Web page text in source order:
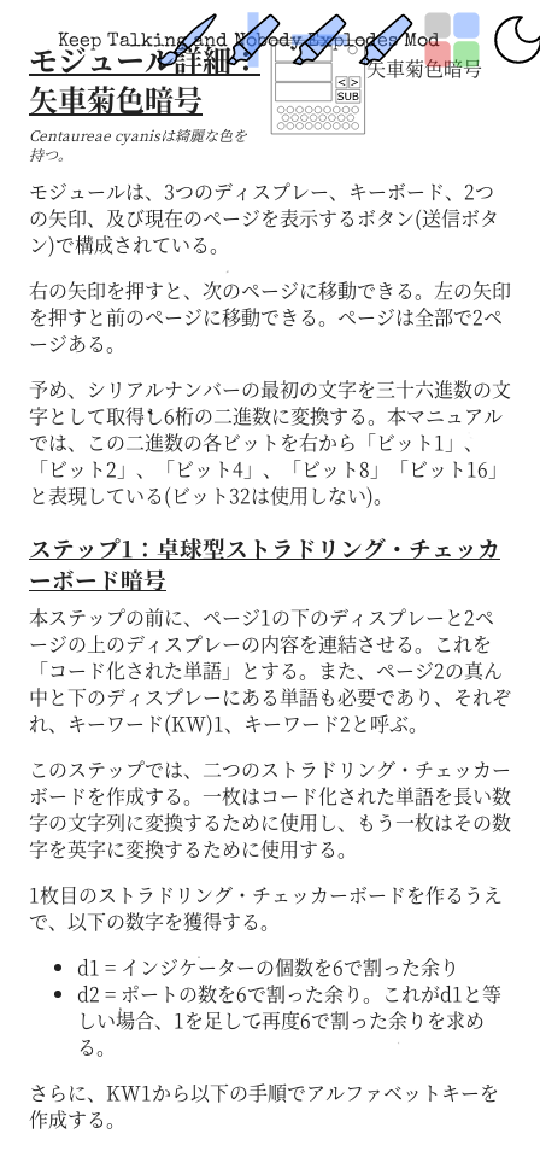
Keep Talking and Nobody Explodes Mod
矢車菊色暗号
モジュール詳細：
矢車菊色暗号
Centaureae cyanisは綺麗な色を
持つ。
モジュールは、3つのディスプレー、キーボード、2つ
の矢印、及び現在のページを表示するボタン(送信ボタ
ン)で構成されている。
右の矢印を押すと、次のページに移動できる。左の矢印
を押すと前のページに移動できる。ページは全部で2ペ
ージある。
予め、シリアルナンバーの最初の文字を三十六進数の文
字として取得し6桁の二進数に変換する。本マニュアル
では、この二進数の各ビットを右から「ビット1」、
「ビット2」、「ビット4」、「ビット8」「ビット16」
と表現している(ビット32は使用しない)。
ステップ1：卓球型ストラドリング・チェッカ
ーボード暗号
本ステップの前に、ページ1の下のディスプレーと2ペ
ージの上のディスプレーの内容を連結させる。これを
「コード化された単語」とする。また、ページ2の真ん
中と下のディスプレーにある単語も必要であり、それぞ
れ、キーワード(KW)1、キーワード2と呼ぶ。
このステップでは、二つのストラドリング・チェッカー
ボードを作成する。一枚はコード化された単語を長い数
字の文字列に変換するために使用し、もう一枚はその数
字を英字に変換するために使用する。
1枚目のストラドリング・チェッカーボードを作るうえ
で、以下の数字を獲得する。
d1 = インジケーターの個数を6で割った余り
d2 = ポートの数を6で割った余り。これがd1と等
しい場合、1を足して再度6で割った余りを求め
る。
さらに、KW1から以下の手順でアルファベットキーを
作成する。